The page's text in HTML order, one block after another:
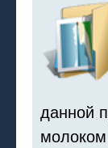
данной